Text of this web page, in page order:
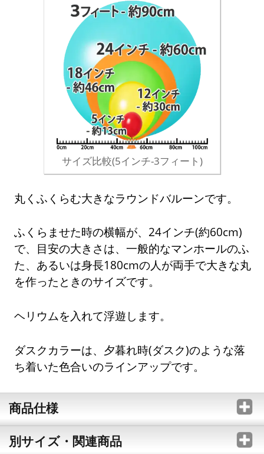
サイズ比較(5インチ-3フィート)
丸くふくらむ大きなラウンドバルーンです。
ふくらませた時の横幅が、24インチ(約60cm)
で、目安の大きさは、一般的なマンホールのふ
た、あるいは身長180cmの人が両手で大きな丸
を作ったときのサイズです。
ヘリウムを入れて浮遊します。
ダスクカラーは、夕暮れ時(ダスク)のような落
ち着いた色合いのラインアップです。
商品仕様
別サイズ・関連商品